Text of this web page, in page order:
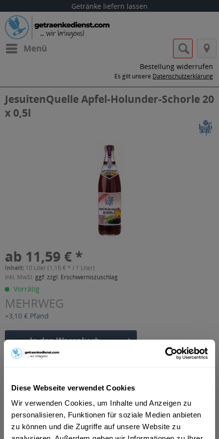
Diese Webseite verwendet Cookies
Wir verwenden Cookies, um Inhalte und Anzeigen zu
personalisieren, Funktionen für soziale Medien anbieten
zu können und die Zugriffe auf unsere Website zu
Getränke liefern lassen
Menü
Bestellung widerrufen
Es gilt unsere Datenschutzerklärung
JesuitenQuelle Apfel-Holunder-Schorle 20
x 0,5l
ab 11,59 € *
Inhalt: 10 Liter (1,16 € * / 1 Liter)
inkl. MwSt. ggf. zzgl. Erschwerniszuschlag
Vorrätig
MEHRWEG
+3,10 € Pfand
In denWarenkorb
mehr
"JesuitenQuelle Apfel-Holunder-Schorle 20 x